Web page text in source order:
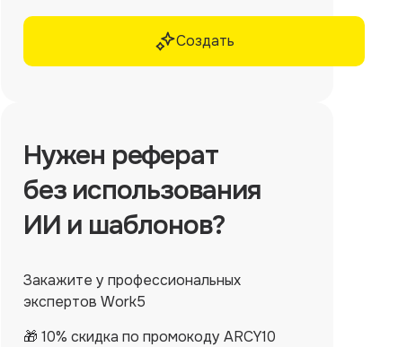
Создать
Нужен реферат
без использования
ИИ и шаблонов?
Закажите у профессиональных
экспертов Work5
🎁 10% скидка по промокоду ARCY10